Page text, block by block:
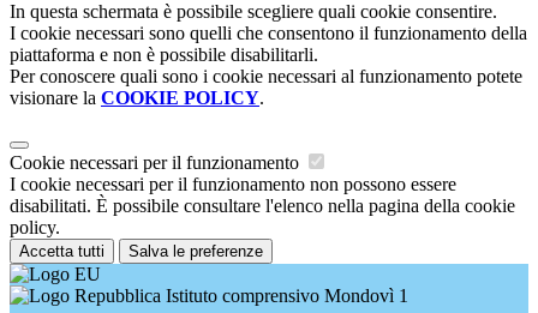
In questa schermata è possibile scegliere quali cookie consentire.
I cookie necessari sono quelli che consentono il funzionamento della
piattaforma e non è possibile disabilitarli.
Per conoscere quali sono i cookie necessari al funzionamento potete
visionare la COOKIE POLICY.
Cookie necessari per il funzionamento
I cookie necessari per il funzionamento non possono essere
disabilitati. È possibile consultare l'elenco nella pagina della cookie
policy.
Accetta tutti Salva le preferenze
Istituto comprensivo Mondovì 1